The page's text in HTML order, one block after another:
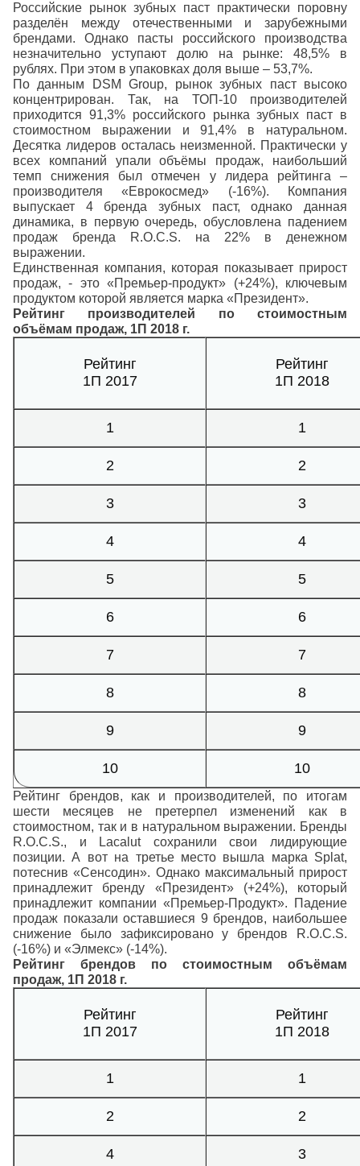
Российские рынок зубных паст практически поровну
разделён между отечественными и зарубежными
брендами. Однако пасты российского производства
незначительно уступают долю на рынке: 48,5% в
рублях. При этом в упаковках доля выше – 53,7%.
По данным DSM Group, рынок зубных паст высоко
концентрирован. Так, на ТОП-10 производителей
приходится 91,3% российского рынка зубных паст в
стоимостном выражении и 91,4% в натуральном.
Десятка лидеров осталась неизменной. Практически у
всех компаний упали объёмы продаж, наибольший
темп снижения был отмечен у лидера рейтинга –
производителя «Еврокосмед» (-16%). Компания
выпускает 4 бренда зубных паст, однако данная
динамика, в первую очередь, обусловлена падением
продаж бренда R.O.C.S. на 22% в денежном
выражении.
Единственная компания, которая показывает прирост
продаж, - это «Премьер-продукт» (+24%), ключевым
продуктом которой является марка «Президент».
Рейтинг производителей по стоимостным
объёмам продаж, 1П 2018 г.
Рейтинг
1П 2017
Рейтинг
1П 2018
1 1
2 2
3 3
4 4
5 5
6 6
7 7
8 8
9 9
10 10
Рейтинг брендов, как и производителей, по итогам
шести месяцев не претерпел изменений как в
стоимостном, так и в натуральном выражении. Бренды
R.O.C.S., и Lacalut сохранили свои лидирующие
позиции. А вот на третье место вышла марка Splat,
потеснив «Сенсодин». Однако максимальный прирост
принадлежит бренду «Президент» (+24%), который
принадлежит компании «Премьер-Продукт». Падение
продаж показали оставшиеся 9 брендов, наибольшее
снижение было зафиксировано у брендов R.O.C.S.
(-16%) и «Элмекс» (-14%).
Рейтинг брендов по стоимостным объёмам
продаж, 1П 2018 г.
Рейтинг
1П 2017
Рейтинг
1П 2018
1 1
2 2
4 3